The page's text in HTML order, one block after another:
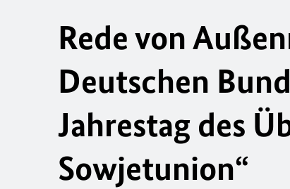
Rede von
Deutschen
Jahrestag des
Sowjetunion“